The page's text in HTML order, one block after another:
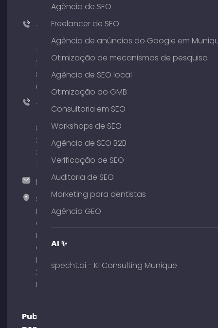
+49
176
204
801
64
+49
89
380
375
hallo@timospecht.de
Specht
Marketing
GmbH –
Palais am
Obelisk
Briennerstr.
29 80333
Munique
Publicações
Agência de SEO
Freelancer de SEO
Agência de anúncios do Google em
Otimização de mecanismos de pesquisa
Agência de SEO local
Otimização do GMB
Consultoria em SEO
Workshops de SEO
Agência de SEO B2B
Verificação de SEO
Auditoria de SEO
Marketing para dentistas
Agência GEO
AI ✨
specht.ai - KI Consulting Munique